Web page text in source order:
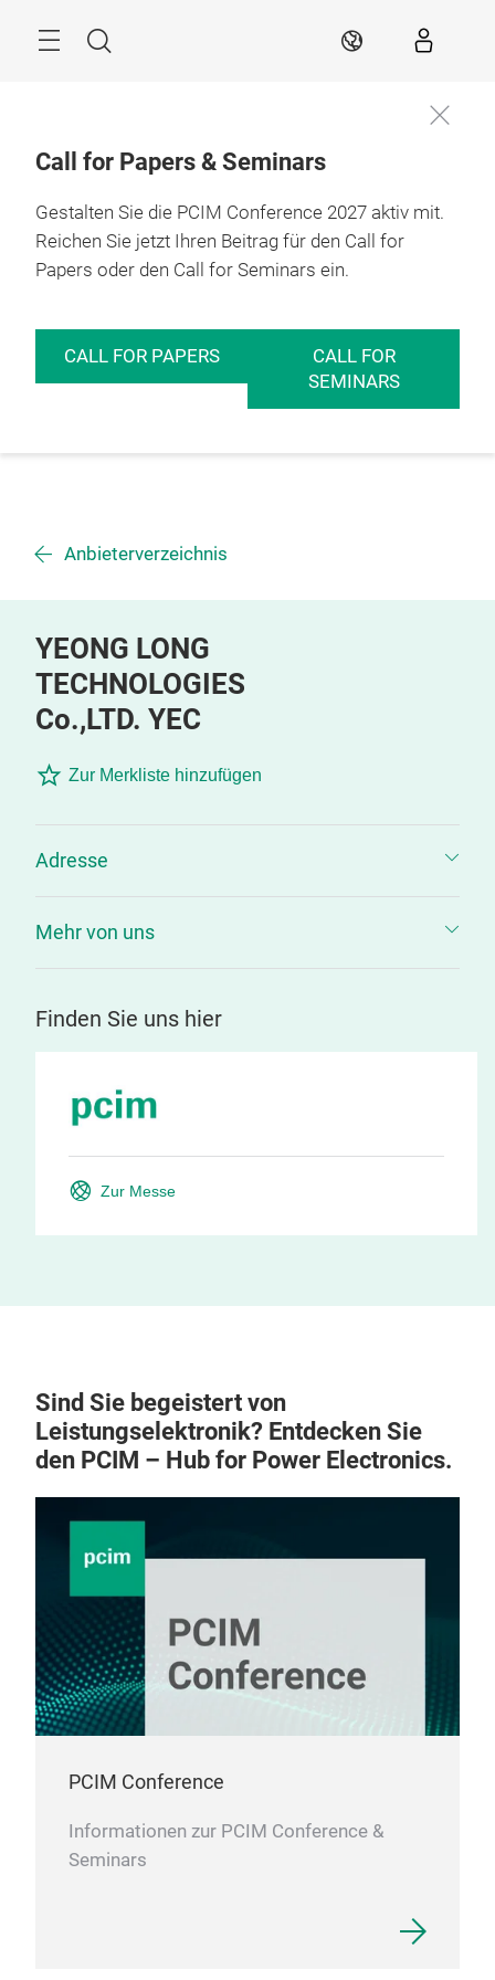
Suche DE
Call for Papers & Seminars
Gestalten Sie die PCIM Conference 2027 aktiv mit.
Reichen Sie jetzt Ihren Beitrag für den Call for
Papers oder den Call for Seminars ein.
CALL FOR PAPERS
CALL FOR
SEMINARS
Anbieterverzeichnis
YEONG LONG
TECHNOLOGIES
Co.,LTD. YEC
Zur Merkliste hinzufügen
Adresse
Mehr von uns
Finden Sie uns hier
Zur Messe
Sind Sie begeistert von
Leistungselektronik? Entdecken Sie
den PCIM – Hub for Power Electronics.
PCIM Conference
Informationen zur PCIM Conference &
Seminars